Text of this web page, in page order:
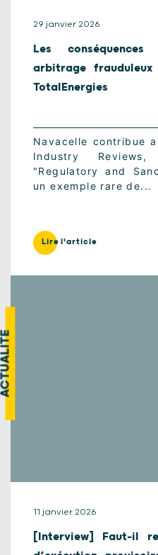
29 janvier 2026
Les conséquences
arbitrage
TotalEnergies
Navacelle contribue
Industry
"Regulatory and
un exemple rare de...
Lire l'article
11 janvier 2026
[Interview] Faut-il